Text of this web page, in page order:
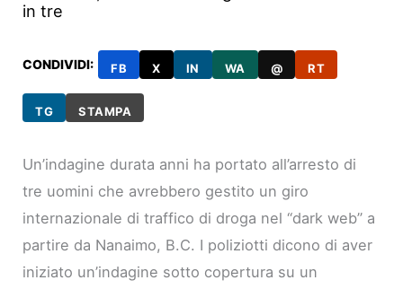
in tre
CONDIVIDI: FB X IN WA @ RT
TG STAMPA
Un’indagine durata anni ha portato all’arresto di
tre uomini che avrebbero gestito un giro
internazionale di traffico di droga nel “dark web” a
partire da Nanaimo, B.C. I poliziotti dicono di aver
iniziato un’indagine sotto copertura su un